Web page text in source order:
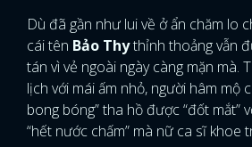
Dù đã gần như lui về ở ẩn chăm lo
cái tên Bảo Thythỉnh thoảng vẫn
tán vì vẻ ngoài ngày càng mặn mà.
lịch với mái ấm nhỏ, người hâm mộ
bong bóng” tha hồ được “đốt mắt”
“hết nước chấm” mà nữ ca sĩ khoe